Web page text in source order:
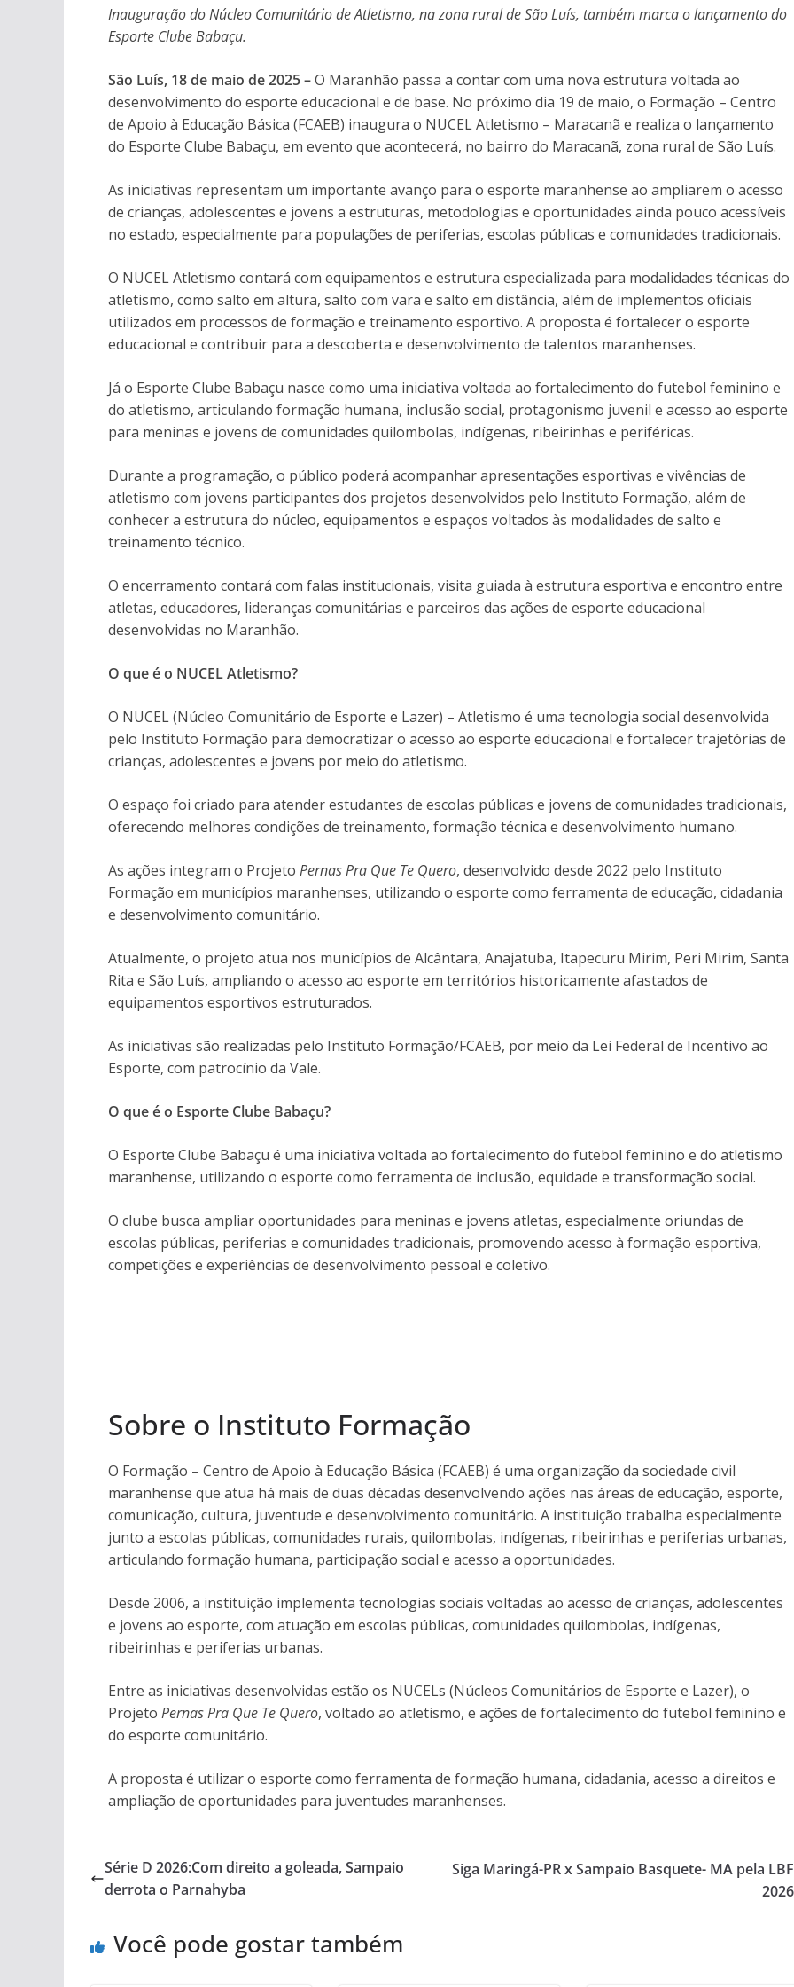
Inauguração do Núcleo Comunitário de Atletismo, na zona rural de São Luís, também marca o lançamento do
Esporte Clube Babaçu.
São Luís, 18 de maio de 2025 –O Maranhão passa a contar com uma nova estrutura voltada ao
desenvolvimento do esporte educacional e de base. No próximo dia 19 de maio, o Formação – Centro
de Apoio à Educação Básica (FCAEB) inaugura o NUCEL Atletismo – Maracanã e realiza o lançamento
do Esporte Clube Babaçu, em evento que acontecerá, no bairro do Maracanã, zona rural de São Luís.
As iniciativas representam um importante avanço para o esporte maranhense ao ampliarem o acesso
de crianças, adolescentes e jovens a estruturas, metodologias e oportunidades ainda pouco acessíveis
no estado, especialmente para populações de periferias, escolas públicas e comunidades tradicionais.
O NUCEL Atletismo contará com equipamentos e estrutura especializada para modalidades técnicas do
atletismo, como salto em altura, salto com vara e salto em distância, além de implementos oficiais
utilizados em processos de formação e treinamento esportivo. A proposta é fortalecer o esporte
educacional e contribuir para a descoberta e desenvolvimento de talentos maranhenses.
Já o Esporte Clube Babaçu nasce como uma iniciativa voltada ao fortalecimento do futebol feminino e
do atletismo, articulando formação humana, inclusão social, protagonismo juvenil e acesso ao esporte
para meninas e jovens de comunidades quilombolas, indígenas, ribeirinhas e periféricas.
Durante a programação, o público poderá acompanhar apresentações esportivas e vivências de
atletismo com jovens participantes dos projetos desenvolvidos pelo Instituto Formação, além de
conhecer a estrutura do núcleo, equipamentos e espaços voltados às modalidades de salto e
treinamento técnico.
O encerramento contará com falas institucionais, visita guiada à estrutura esportiva e encontro entre
atletas, educadores, lideranças comunitárias e parceiros das ações de esporte educacional
desenvolvidas no Maranhão.
O que é o NUCEL Atletismo?
O NUCEL (Núcleo Comunitário de Esporte e Lazer) – Atletismo é uma tecnologia social desenvolvida
pelo Instituto Formação para democratizar o acesso ao esporte educacional e fortalecer trajetórias de
crianças, adolescentes e jovens por meio do atletismo.
O espaço foi criado para atender estudantes de escolas públicas e jovens de comunidades tradicionais,
oferecendo melhores condições de treinamento, formação técnica e desenvolvimento humano.
As ações integram o Projeto Pernas Pra Que Te Quero, desenvolvido desde 2022 pelo Instituto
Formação em municípios maranhenses, utilizando o esporte como ferramenta de educação, cidadania
e desenvolvimento comunitário.
Atualmente, o projeto atua nos municípios de Alcântara, Anajatuba, Itapecuru Mirim, Peri Mirim, Santa
Rita e São Luís, ampliando o acesso ao esporte em territórios historicamente afastados de
equipamentos esportivos estruturados.
As iniciativas são realizadas pelo Instituto Formação/FCAEB, por meio da Lei Federal de Incentivo ao
Esporte, com patrocínio da Vale.
O que é o Esporte Clube Babaçu?
O Esporte Clube Babaçu é uma iniciativa voltada ao fortalecimento do futebol feminino e do atletismo
maranhense, utilizando o esporte como ferramenta de inclusão, equidade e transformação social.
O clube busca ampliar oportunidades para meninas e jovens atletas, especialmente oriundas de
escolas públicas, periferias e comunidades tradicionais, promovendo acesso à formação esportiva,
competições e experiências de desenvolvimento pessoal e coletivo.
Sobre o Instituto Formação
O Formação – Centro de Apoio à Educação Básica (FCAEB) é uma organização da sociedade civil
maranhense que atua há mais de duas décadas desenvolvendo ações nas áreas de educação, esporte,
comunicação, cultura, juventude e desenvolvimento comunitário. A instituição trabalha especialmente
junto a escolas públicas, comunidades rurais, quilombolas, indígenas, ribeirinhas e periferias urbanas,
articulando formação humana, participação social e acesso a oportunidades.
Desde 2006, a instituição implementa tecnologias sociais voltadas ao acesso de crianças, adolescentes
e jovens ao esporte, com atuação em escolas públicas, comunidades quilombolas, indígenas,
ribeirinhas e periferias urbanas.
Entre as iniciativas desenvolvidas estão os NUCELs (Núcleos Comunitários de Esporte e Lazer), o
Projeto Pernas Pra Que Te Quero, voltado ao atletismo, e ações de fortalecimento do futebol feminino e
do esporte comunitário.
A proposta é utilizar o esporte como ferramenta de formação humana, cidadania, acesso a direitos e
ampliação de oportunidades para juventudes maranhenses.
Série D 2026:Com direito a goleada, Sampaio
derrota o Parnahyba
Siga Maringá-PR x Sampaio Basquete- MA pela LBF
2026
Você pode gostar também